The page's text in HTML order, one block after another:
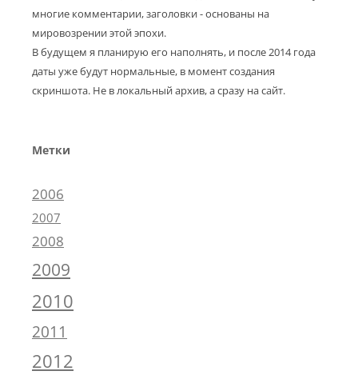
многие комментарии, заголовки - основаны на
мировозрении этой эпохи.
В будущем я планирую его наполнять, и после 2014 года
даты уже будут нормальные, в момент создания
скриншота. Не в локальный архив, а сразу на сайт.
Метки
2006
2007
2008
2009
2010
2011
2012